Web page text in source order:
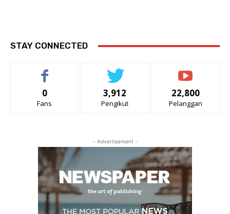
STAY CONNECTED
0
Fans
3,912
Pengikut
22,800
Pelanggan
- Advertisement -